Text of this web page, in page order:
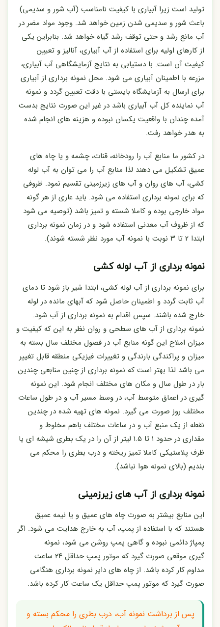
تولید است زیرا آبیاری با کیفیت نامناسب (آب شور و سدیمی)
باعث شور و سدیمی شدن زمین خواهد شد. وجود مواد مضر در
آب مانع رشد و حتی توقف رشد گیاه خواهد شد. بنابراین یکی
از کارهای اولیه برای استفاده از آب آبیاری، آنالیز و تعیین
کیفیت آن است. با دستیابی به نتایج آزمایشگاهی آب آبیاری،
مزرعه با اطمینان آبیاری می شود. محل نمونه برداری از آبیاری
برای ارسال به آزمایشگاه بایستی با دقت تعیین گردد و نمونه
آب نماینده کل آب آبیاری باشد در غیر این صورت نتایج بدست
آمده چندان با واقعیت یکسان نبوده و هزینه های انجام شده
به هدر خواهد رفت.
در کشور ما منابع آب را رودخانه، قنات، چشمه و یا چاه های
عمیق تشکیل می دهند لذا منابع آب را می توان به آب لوله
کشی، آب های روان و آب های زیرزمینی تقسیم نمود. ظروفی
که برای نمونه برداری استفاده می شود. باید عاری از هر گونه
مواد خارجی بوده و کاملا شسته و تمیز باشد (توصیه می شود
که از ظروف آب معدنی استفاده شود و در زمان نمونه برداری
ابتدا ۲ تا ۳ نوبت با نمونه آب مورد نظر شسته شوند).
نمونه برداری از آب لوله کشی
برای نمونه برداری از آب لوله کشی، ابتدا شیر باز شود تا دمای
آب ثابت گردد و اطمینان حاصل شود که آبهای مانده در لوله
خارج شده باشند. سپس اقدام به نمونه برداری از آب شود.
نمونه برداری از آب های سطحی و روان نظر به این که کیفیت و
میزان املاح این گونه منابع آب در فصول مختلف سال بسته به
میزان و پراکندگی بارندگی و تغییرات فیزیکی منطقه قابل تغییر
می باشد لذا بهتر است که نمونه برداری از چنین منابعی چندین
بار در طول سال و مکان های مختلف انجام شود. این نمونه
گیری در اعماق متوسط آب، در وسط مسیر آب و در طول ساعات
مختلف روز صورت می گیرد. نمونه های تهیه شده در چندین
نقطه از یک منبع آب و در ساعات مختلف باهم مخلوط و
مقداری در حدود ۱ تا 1.5 لیتر از آن را در یک بطری شیشه ای یا
ظرف پلاستیکی کاملا تمیز ریخته و درب بطری را محکم می
بندیم (بالای نمونه هوا نباشد).
نمونه برداری از آب های زیرزمینی
این منابع بیشتر به صورت چاه های عمیق و یا نیمه عمیق
هستند که با استفاده از پمپ، آب به خارج هدایت می شود. اگر
پمپاژ دائمی نبوده و گاهی پمپ روشن می شود، نمونه
گیری موقعی صورت گیرد که موتور پمپ حداقل ۲۴ ساعت
مداوم کار کرده باشد. از چاه های دایر نمونه برداری هنگامی
صورت گیرد که موتور پمپ حداقل یک ساعت کار کرده باشد.
پس از برداشت نمونه آب، درب بطری را محکم بسته و